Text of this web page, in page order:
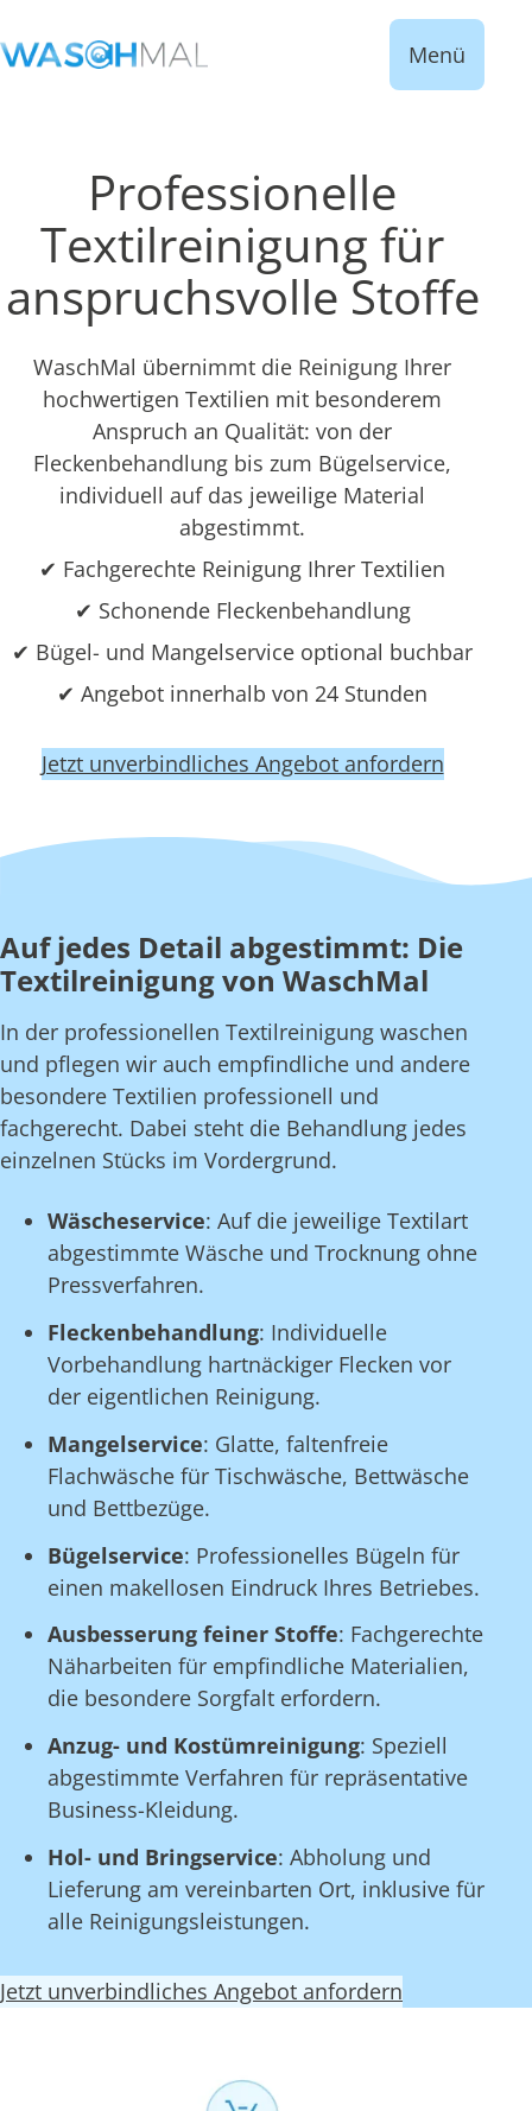
Menü
Professionelle
Textilreinigung für
anspruchsvolle Stoffe
WaschMal übernimmt die Reinigung Ihrer
hochwertigen Textilien mit besonderem
Anspruch an Qualität: von der
Fleckenbehandlung bis zum Bügelservice,
individuell auf das jeweilige Material
abgestimmt.
✔ Fachgerechte Reinigung Ihrer Textilien
✔ Schonende Fleckenbehandlung
✔ Bügel- und Mangelservice optional buchbar
✔ Angebot innerhalb von 24 Stunden
Jetzt unverbindliches Angebot anfordern
Auf jedes Detail abgestimmt: Die
Textilreinigung von WaschMal
In der professionellen Textilreinigung waschen
und pflegen wir auch empfindliche und andere
besondere Textilien professionell und
fachgerecht. Dabei steht die Behandlung jedes
einzelnen Stücks im Vordergrund.
Wäscheservice: Auf die jeweilige Textilart
abgestimmte Wäsche und Trocknung ohne
Pressverfahren.
Fleckenbehandlung: Individuelle
Vorbehandlung hartnäckiger Flecken vor
der eigentlichen Reinigung.
Mangelservice: Glatte, faltenfreie
Flachwäsche für Tischwäsche, Bettwäsche
und Bettbezüge.
Bügelservice: Professionelles Bügeln für
einen makellosen Eindruck Ihres Betriebes.
Ausbesserung feiner Stoffe: Fachgerechte
Näharbeiten für empfindliche Materialien,
die besondere Sorgfalt erfordern.
Anzug- und Kostümreinigung: Speziell
abgestimmte Verfahren für repräsentative
Business-Kleidung.
Hol- und Bringservice: Abholung und
Lieferung am vereinbarten Ort, inklusive für
alle Reinigungsleistungen.
Jetzt unverbindliches Angebot anfordern